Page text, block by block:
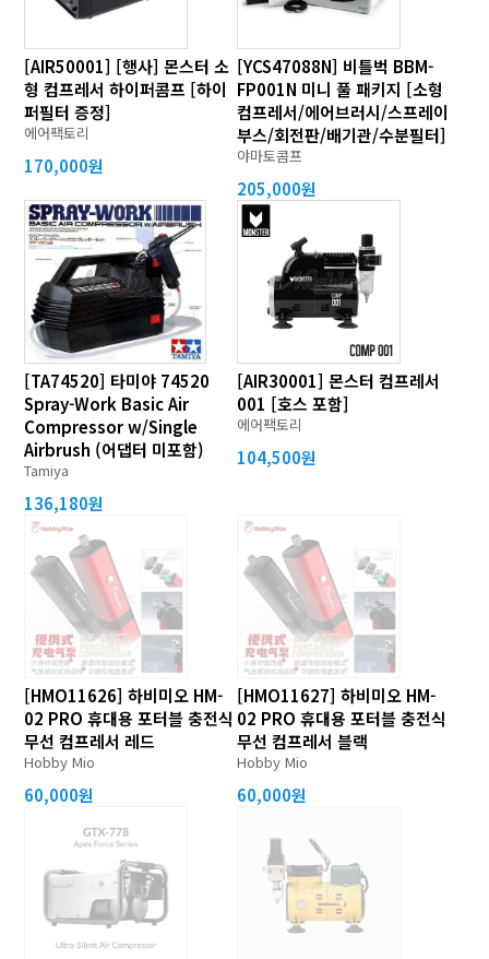
[AIR50001] [행사] 몬스터 소
형 컴프레서 하이퍼콤프 [하이
퍼필터 증정]
에어팩토리
170,000원
[YCS47088N] 비틀벅 BBM-
FP001N 미니 풀 패키지 [소형
컴프레서/에어브러시/스프레이
부스/회전판/배기관/수분필터]
야마토콤프
205,000원
[TA74520] 타미야 74520
Spray-Work Basic Air
Compressor w/Single
Airbrush (어댑터 미포함)
Tamiya
136,180원
[AIR30001] 몬스터 컴프레서
001 [호스 포함]
에어팩토리
104,500원
[HMO11626] 하비미오 HM-
02 PRO 휴대용 포터블 충전식
무선 컴프레서 레드
Hobby Mio
60,000원
[HMO11627] 하비미오 HM-
02 PRO 휴대용 포터블 충전식
무선 컴프레서 블랙
Hobby Mio
60,000원